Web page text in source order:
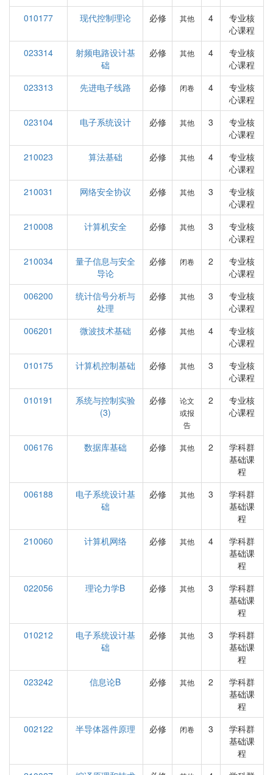
010177
现代控制理论 必修 其他 4
专业核
心课程
023314
射频电路设计基
础
必修 其他 4
专业核
心课程
023313
先进电子线路 必修 闭卷 4
专业核
心课程
023104
电子系统设计 必修 其他 3
专业核
心课程
210023
算法基础 必修 其他 4
专业核
心课程
210031
网络安全协议 必修 其他 3
专业核
心课程
210008
计算机安全 必修 其他 3
专业核
心课程
210034
量子信息与安全
导论
必修 闭卷 2
专业核
心课程
006200
统计信号分析与
处理
必修 其他 3
专业核
心课程
006201
微波技术基础 必修 其他 4
专业核
心课程
010175
计算机控制基础 必修 其他 3
专业核
心课程
010191
系统与控制实验
(3)
必修
论文
或报
告
2
专业核
心课程
006176 数据库基础 必修 其他 2
学科群
基础课
程
006188
电子系统设计基
础
必修 其他 3
学科群
基础课
程
210060
计算机网络 必修 其他 4
学科群
基础课
程
022056
理论力学B 必修 其他 3
学科群
基础课
程
010212
电子系统设计基
础
必修 其他 3
学科群
基础课
程
023242
信息论B 必修 其他 2
学科群
基础课
程
002122
半导体器件原理 必修 闭卷 3
学科群
基础课
程